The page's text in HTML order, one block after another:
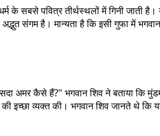
के सबसे पवित्र तीर्थस्थलों में गिनी जाती
संगम है। मान्यता है कि इसी गुफा में
कैसे हैं?" भगवान शिव ने बताया कि
व्यक्त की। भगवान शिव जानते थे कि